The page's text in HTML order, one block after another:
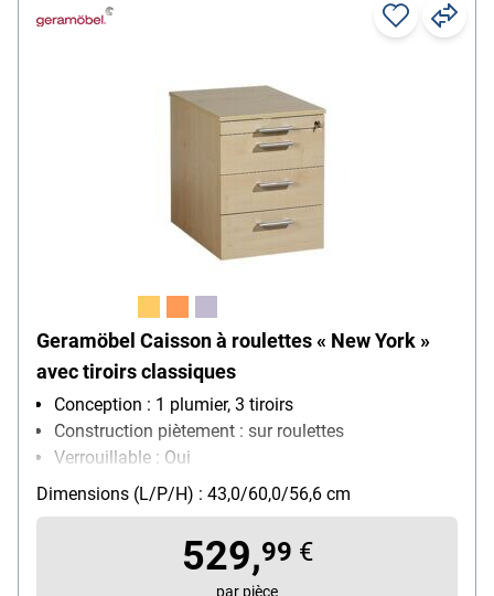
Geramöbel Caisson à roulettes « New York »
avec tiroirs classiques
Conception : 1 plumier, 3 tiroirs
Construction piètement : sur roulettes
Verrouillable : Oui
Particularités : Poignées métalliques, rails
télescopiques maniables
Dimensions (L/P/H) : 43,0/60,0/56,6 cm
529,99 €
par pièce